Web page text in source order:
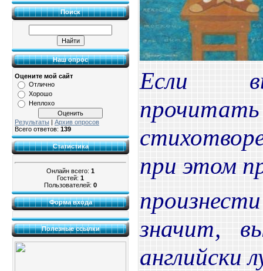
Поиск
Наш опрос
Оцените мой сайт
Отлично
Хорошо
Неплохо
Результаты | Архив опросов
Всего ответов: 139
Статистика
Онлайн всего: 1
Гостей: 1
Пользователей: 0
Форма входа
Полезные ссылки
Если
при этом
значит,
английски